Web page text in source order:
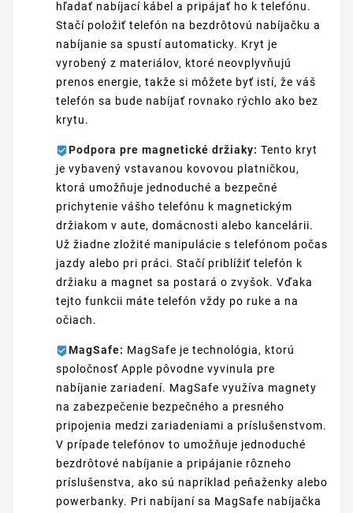
hľadať nabíjací kábel a pripájať ho k telefónu.
Stačí položiť telefón na bezdrôtovú nabíjačku a
nabíjanie sa spustí automaticky. Kryt je
vyrobený z materiálov, ktoré neovplyvňujú
prenos energie, takže si môžete byť istí, že váš
telefón sa bude nabíjať rovnako rýchlo ako bez
krytu.
Podpora pre magnetické držiaky: Tento kryt
je vybavený vstavanou kovovou platničkou,
ktorá umožňuje jednoduché a bezpečné
prichytenie vášho telefónu k magnetickým
držiakom v aute, domácnosti alebo kancelárii.
Už žiadne zložité manipulácie s telefónom počas
jazdy alebo pri práci. Stačí priblížiť telefón k
držiaku a magnet sa postará o zvyšok. Vďaka
tejto funkcii máte telefón vždy po ruke a na
očiach.
MagSafe: MagSafe je technológia, ktorú
spoločnosť Apple pôvodne vyvinula pre
nabíjanie zariadení. MagSafe využíva magnety
na zabezpečenie bezpečného a presného
pripojenia medzi zariadeniami a príslušenstvom.
V prípade telefónov to umožňuje jednoduché
bezdrôtové nabíjanie a pripájanie rôzneho
príslušenstva, ako sú napríklad peňaženky alebo
powerbanky. Pri nabíjaní sa MagSafe nabíjačka